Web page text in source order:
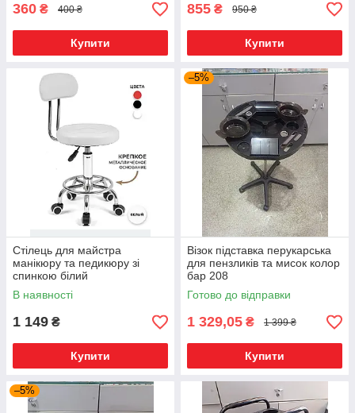
360 ₴ 400 ₴
Купити
855 ₴ 950 ₴
Купити
Стілець для майстра
манікюру та педикюру зі
спинкою білий
В наявності
1 149 ₴
Купити
–5%
Візок підставка перукарська
для пензликів та мисок колор
бар 208
Готово до відправки
1 329,05 ₴ 1 399 ₴
Купити
–5%